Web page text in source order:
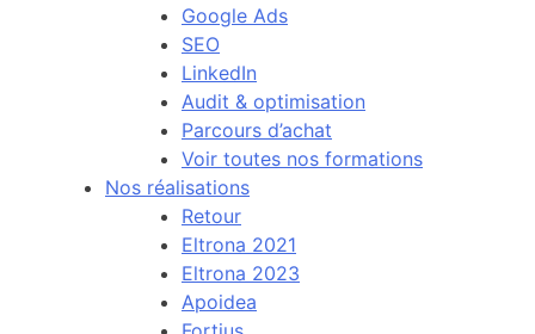
Google Ads
SEO
LinkedIn
Audit & optimisation
Parcours d’achat
Voir toutes nos formations
Nos réalisations
Retour
Eltrona 2021
Eltrona 2023
Apoidea